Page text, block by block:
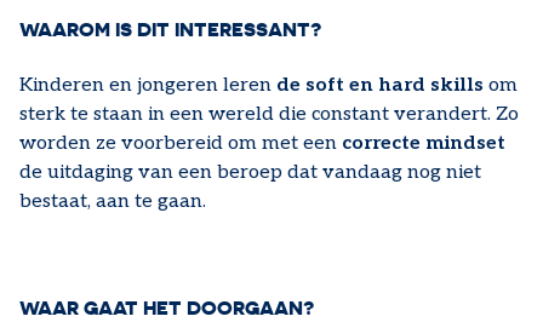
WAAROM IS DIT INTERESSANT?
Kinderen en jongeren leren de soft en hard skills om
sterk te staan in een wereld die constant verandert. Zo
worden ze voorbereid om met een correcte mindset
de uitdaging van een beroep dat vandaag nog niet
bestaat, aan te gaan.
WAAR GAAT HET DOORGAAN?